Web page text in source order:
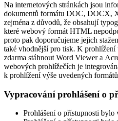
Na internetových stránkách jsou
dokumentů formátu DOC, DOCX,
zejména z důvodů, že obsahují
které webový formát HTML
proto pak doporučujeme jejich
také vhodnější pro tisk. K prohlížení
zdarma stáhnout Word Viewer a
webových prohlížečích je
k prohlížení výše uvedených
Vypracování prohlášení o
Prohlášení o přístupnosti